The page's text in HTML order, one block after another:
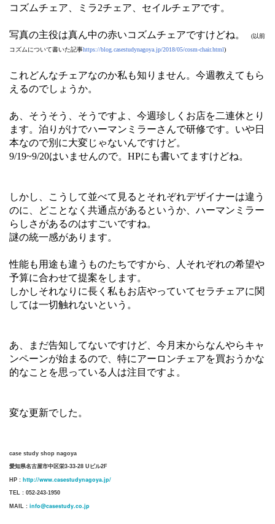
コズムチェア、ミラ2チェア、セイルチェアです。
写真の主役は真ん中の赤いコズムチェアですけどね。
(以前
コズムについて書いた記事https://blog.casestudynagoya.jp/2018/05/cosm-chair.html)
これどんなチェアなのか私も知りません。今週教えてもら
えるのでしょうか。
あ、そうそう、そうですよ、今週珍しくお店を二連休とり
ます。泊りがけでハーマンミラーさんで研修です。いや日
本なので別に大変じゃないんですけど。
9/19~9/20はいませんので。HPにも書いてますけどね。
しかし、こうして並べて見るとそれぞれデザイナーは違う
のに、どことなく共通点があるというか、ハーマンミラー
らしさがあるのはすごいですね。
謎の統一感があります。
性能も用途も違うものたちですから、人それぞれの希望や
予算に合わせて提案をします。
しかしそれなりに長く私もお店やっていてセラチェアに関
しては一切触れないという。
あ、まだ告知してないですけど、今月末からなんやらキャ
ンペーンが始まるので、特にアーロンチェアを買おうかな
的なことを思っている人は注目ですよ。
変な更新でした。
case study shop nagoya
愛知県名古屋市中区栄3-33-28 Uビル2F
HP : http://www.casestudynagoya.jp/
TEL : 052-243-1950
MAIL : info@casestudy.co.jp